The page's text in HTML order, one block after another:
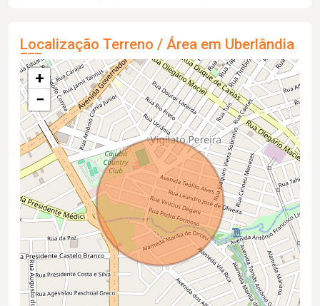
Localização Terreno / Área em Uberlândia
+
−